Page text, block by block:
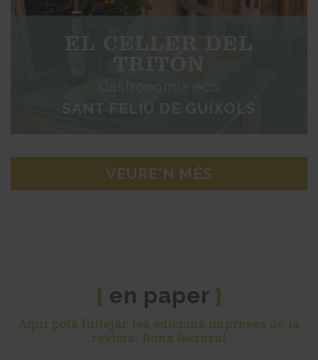
EL CELLER DEL
Gastronomia eco
SANT FELIU DE GUÍXOLS
VEURE'N MÉS
[ en paper ]
Aquí pots fullejar les edicions impreses de la
revista. Bona lectura!